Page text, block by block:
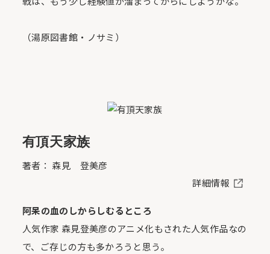
（湯原図書館・ノサミ）
有頂天家族
著者： 森見 登美彦
詳細情報
阿呆の血のしからしむるところ
人気作家 森見登美彦のアニメ化もされた人気作品なの
で、ご存じの方も多かろうと思う。